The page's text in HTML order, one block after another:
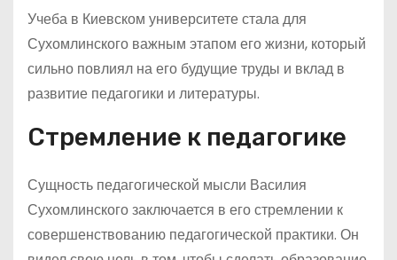
Учеба в Киевском университете стала для
Сухомлинского важным этапом его жизни, который
сильно повлиял на его будущие труды и вклад в
развитие педагогики и литературы.
Стремление к педагогике
Сущность педагогической мысли Василия
Сухомлинского заключается в его стремлении к
совершенствованию педагогической практики. Он